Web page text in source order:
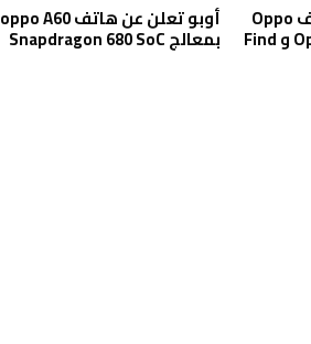
أوبو تستعد لإطلاق هواتف Oppo
Find X8 و Oppo Find X8 Pro و Find
أوبو تعلن عن هاتف oppo A60
بمعالج Snapdragon 680 SoC